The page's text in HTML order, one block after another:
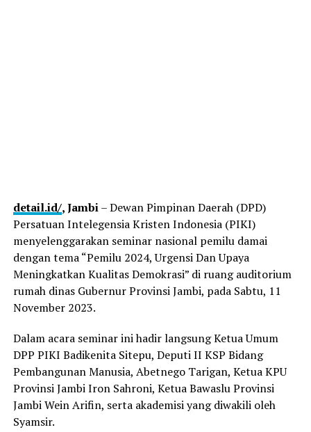
detail.id/, Jambi– Dewan Pimpinan Daerah (DPD)
Persatuan Intelegensia Kristen Indonesia (PIKI)
menyelenggarakan seminar nasional pemilu damai
dengan tema “Pemilu 2024, Urgensi Dan Upaya
Meningkatkan Kualitas Demokrasi” di ruang auditorium
rumah dinas Gubernur Provinsi Jambi, pada Sabtu, 11
November 2023.
Dalam acara seminar ini hadir langsung Ketua Umum
DPP PIKI Badikenita Sitepu, Deputi II KSP Bidang
Pembangunan Manusia, Abetnego Tarigan, Ketua KPU
Provinsi Jambi Iron Sahroni, Ketua Bawaslu Provinsi
Jambi Wein Arifin, serta akademisi yang diwakili oleh
Syamsir.